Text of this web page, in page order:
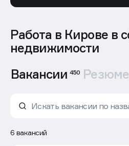
Работа в Кирове в
недвижимости
Вакансии 450 Резюме
6 вакансий